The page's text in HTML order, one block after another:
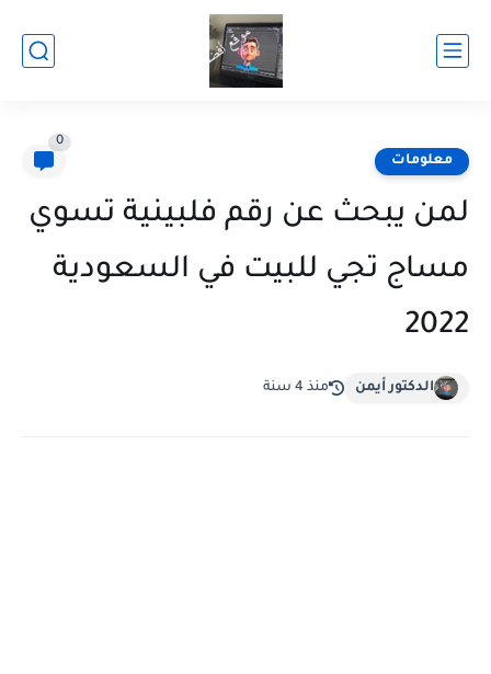
معلومات
0
لمن يبحث عن رقم فلبينية تسوي
مساج تجي للبيت في السعودية
2022
الدكتور أيمن منذ 4 سنة